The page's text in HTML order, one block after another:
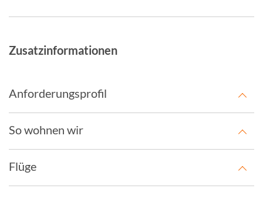
Zusatzinformationen
Anforderungsprofil
So wohnen wir
Flüge